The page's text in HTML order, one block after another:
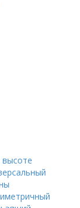
высоте